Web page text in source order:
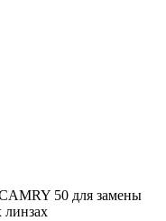
50 для замены
линзах